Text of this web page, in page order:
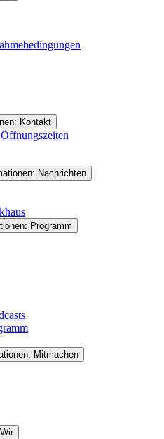
Kontakt
Nachrichten
Programm
Mitmachen